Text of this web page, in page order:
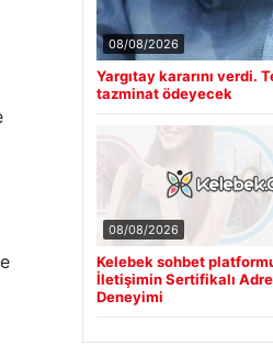
08/08/2026
Yargıtay kararını verdi.
tazminat ödeyecek
08/08/2026
Kelebek sohbet
İletişimin Sertifikalı
Deneyimi